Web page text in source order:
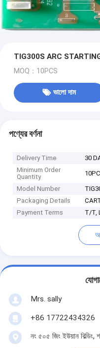
TIG300S ARC
MOQ：10PCS
ভালো দাম
পণ্যের বর্ণনা
Delivery Time
30
Minimum Order
Quantity
Model Number
Packaging Details
Payment Terms
T/T,
Mrs. sally
+86 17722434326
নং ৫০৫ জিং ইউয়ান বিল্ডিং,